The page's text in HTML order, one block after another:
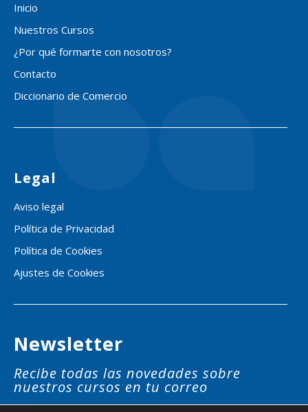
Inicio
Nuestros Cursos
¿Por qué formarte con nosotros?
Contacto
Diccionario de Comercio
Legal
Aviso legal
Política de Privacidad
Política de Cookies
Ajustes de Cookies
Newsletter
Recibe todas las novedades sobre
nuestros cursos en tu correo